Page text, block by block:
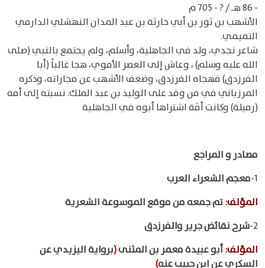
- 86 هـ / ? - 705 م
الأشهب بن ثور بن أبي حارثة بن عبد المدان النهشلي الدارمي
التميمي.
شاعر نجدي، ولد في الجاهلية، وأسلم، ولم يجتمع بالنبي (صلى
الله عليه وسلم) ، وعاش إلى العصر الأموي، هجا غالباً (أبا
الفرزدق) فهجاه الفرزدق، وضعف الأشهب عن مجاراته، وذكره
المرزباني في من وفد على الوليد بن عبد الملك. نسبته إلى أمه
(رميلة) وكانت أمَة اشتراها أبوه في الجاهلية
مصادر و المراجع
1- معجم الشعراء العرب
المؤلف:تم جمعه من موقع الموسوعة الشعرية
2- شرح نقائض جرير والفرزدق
المؤلف:أبو عبيدة معمر بن المثنى(برواية اليزيدي عن
السكري عن ابن حبيب عنه)